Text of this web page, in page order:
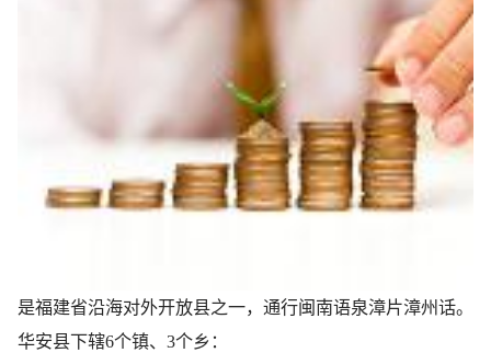
是福建省沿海对外开放县之一，通行闽南语泉漳片漳州话。
华安县下辖6个镇、3个乡：